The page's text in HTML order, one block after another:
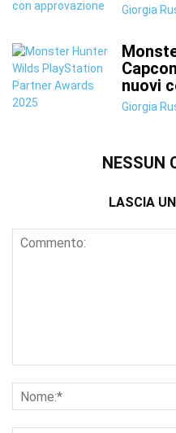
Giorgia
nuovi
Giorgia
NESSUN
LASCIA